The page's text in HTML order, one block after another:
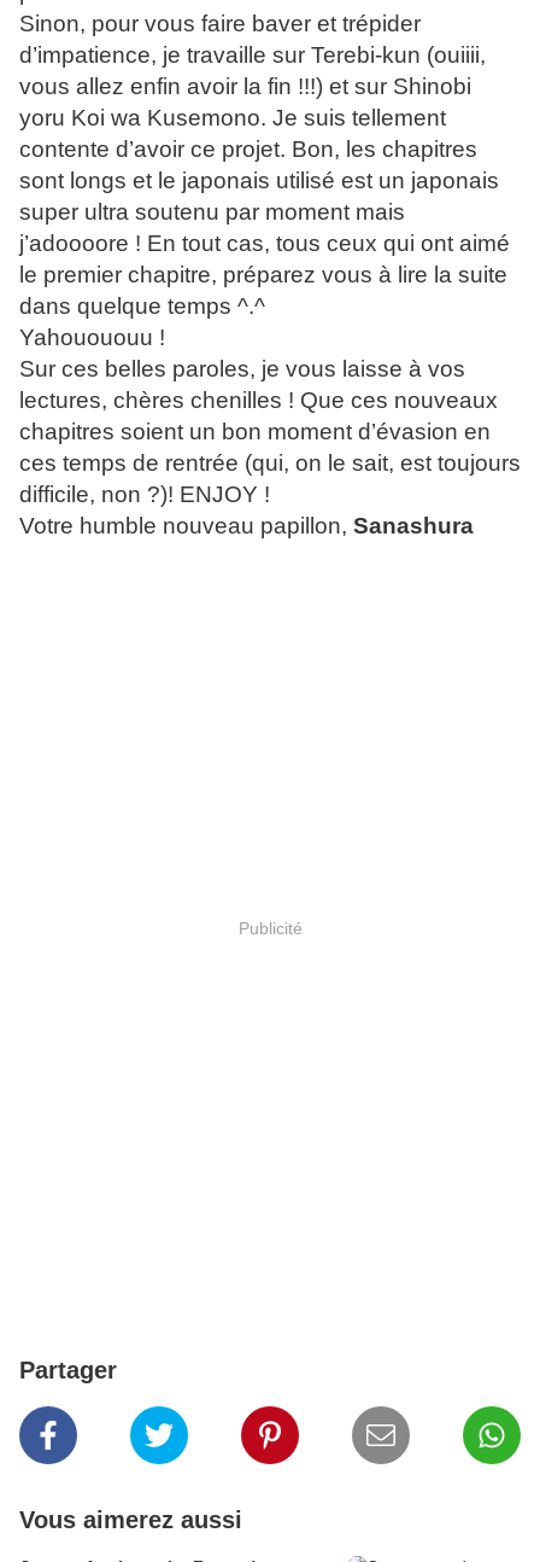
Sinon, pour vous faire baver et trépider
d’impatience, je travaille sur Terebi-kun (ouiiii,
vous allez enfin avoir la fin !!!) et sur Shinobi
yoru Koi wa Kusemono. Je suis tellement
contente d’avoir ce projet. Bon, les chapitres
sont longs et le japonais utilisé est un japonais
super ultra soutenu par moment mais
j’adoooore ! En tout cas, tous ceux qui ont aimé
le premier chapitre, préparez vous à lire la suite
dans quelque temps ^.^
Yahouououu !
Sur ces belles paroles, je vous laisse à vos
lectures, chères chenilles ! Que ces nouveaux
chapitres soient un bon moment d’évasion en
ces temps de rentrée (qui, on le sait, est toujours
difficile, non ?)! ENJOY !
Votre humble nouveau papillon, Sanashura
Publicité
Partager
Vous aimerez aussi